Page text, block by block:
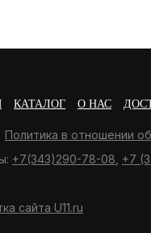
КАТАЛОГ О НАС
Политика в отношении
+7(343)290-78-08 +7
сайта U11.ru